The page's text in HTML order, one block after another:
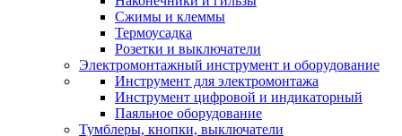
Сжимы и клеммы
Термоусадка
Розетки и выключатели
Электромонтажный инструмент и оборудование
Инструмент для электромонтажа
Инструмент цифровой и индикаторный
Паяльное оборудование
Тумблеры, кнопки, выключатели